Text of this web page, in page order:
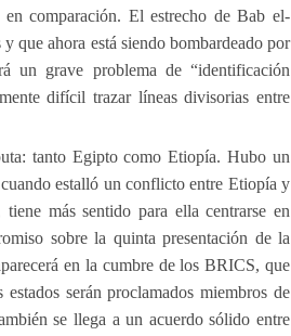
comparación. El estrecho de Bab el-
que ahora está siendo bombardeado por
un grave problema de “identificación
difícil trazar líneas divisorias entre
tanto Egipto como Etiopía. Hubo un
estalló un conflicto entre Etiopía y
más sentido para ella centrarse en
sobre la quinta presentación de la
en la cumbre de los BRICS, que
serán proclamados miembros de
se llega a un acuerdo sólido entre